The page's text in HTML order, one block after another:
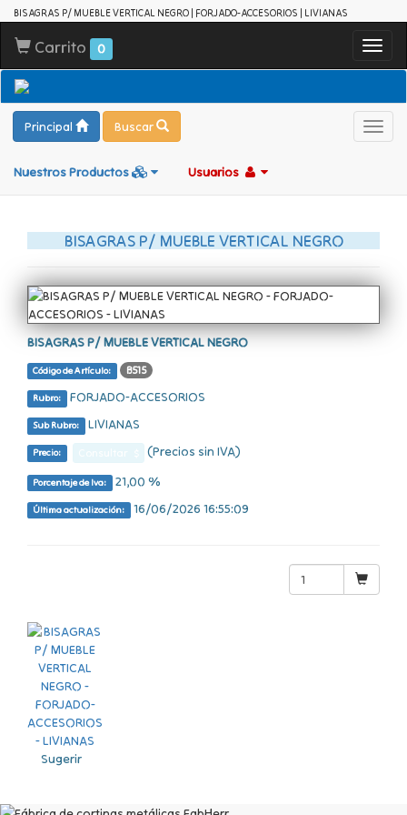
BISAGRAS P/ MUEBLE VERTICAL NEGRO | FORJADO-ACCESORIOS | LIVIANAS
Carrito 0
Principal Buscar
Nuestros Productos Usuarios
BISAGRAS P/ MUEBLE VERTICAL NEGRO
BISAGRAS P/ MUEBLE VERTICAL NEGRO
Código de Artículo: B515
Rubro: FORJADO-ACCESORIOS
Sub Rubro: LIVIANAS
Precio: (Precios sin IVA)
Porcentaje de Iva: 21,00 %
Última actualización: 16/06/2026 16:55:09
Sugerir